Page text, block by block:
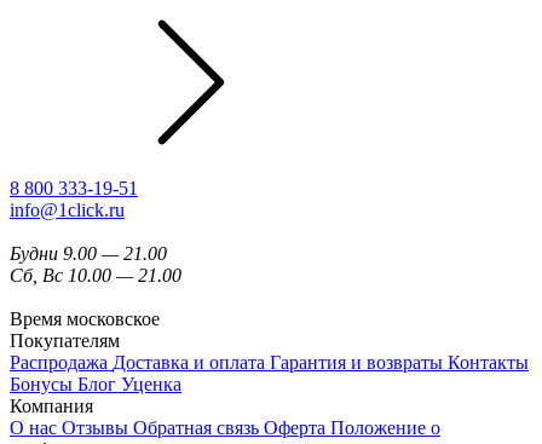
8 800 333-19-51
info@1click.ru
Будни 9.00 — 21.00
Сб, Вс 10.00 — 21.00
Время московское
Покупателям
Распродажа Доставка и оплата Гарантия и возвраты Контакты
Бонусы Блог Уценка
Компания
О нас Отзывы Обратная связь Оферта Положение о